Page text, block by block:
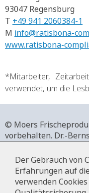
93047 Regensburg
T +49 941 2060384-1
M info@ratisbona-
www.ratisbona-
*Mitarbeiter,
verwendet, um die
© Moers
vorbehalten. Dr.-
+49 2841 911-0,
Der Gebrauch von
Erfahrungen auf
verwenden